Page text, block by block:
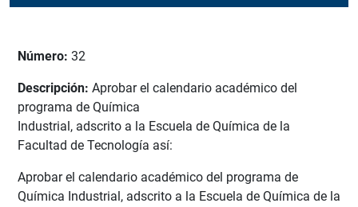
Número: 32
Descripción: Aprobar el calendario académico del
programa de Química
Industrial, adscrito a la Escuela de Química de la
Facultad de Tecnología así:
Aprobar el calendario académico del programa de
Química Industrial, adscrito a la Escuela de Química de la